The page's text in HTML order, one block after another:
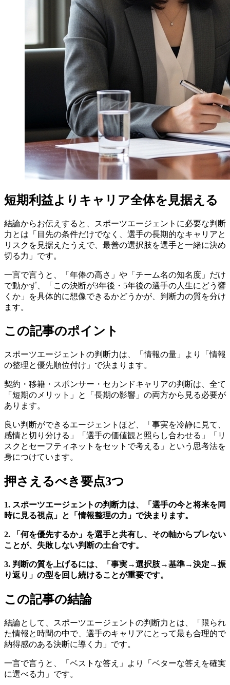
短期利益よりキャリア全体を見据える
結論からお伝えすると、スポーツエージェントに必要な判断
力とは「目先の条件だけでなく、選手の長期的なキャリアと
リスクを見据えたうえで、最善の選択肢を選手と一緒に決め
切る力」です。
一言で言うと、「年俸の高さ」や「チーム名の知名度」だけ
で動かず、「この決断が3年後・5年後の選手の人生にどう響
くか」を具体的に想像できるかどうかが、判断力の質を分け
ます。
この記事のポイント
スポーツエージェントの判断力は、「情報の量」より「情報
の整理と優先順位付け」で決まります。
契約・移籍・スポンサー・セカンドキャリアの判断は、全て
「短期のメリット」と「長期の影響」の両方から見る必要が
あります。
良い判断ができるエージェントほど、「事実を冷静に見て、
感情と切り分ける」「選手の価値観と照らし合わせる」「リ
スクとセーフティネットをセットで考える」という思考法を
身につけています。
押さえるべき要点3つ
1. スポーツエージェントの判断力は、「選手の今と将来を同
時に見る視点」と「情報整理の力」で決まります。
2. 「何を優先するか」を選手と共有し、その軸からブレない
ことが、失敗しない判断の土台です。
3. 判断の質を上げるには、「事実→選択肢→基準→決定→振
り返り」の型を回し続けることが重要です。
この記事の結論
結論として、スポーツエージェントの判断力とは、「限られ
た情報と時間の中で、選手のキャリアにとって最も合理的で
納得感のある決断に導く力」です。
一言で言うと、「ベストな答え」より「ベターな答えを確実
に選べる力」です。